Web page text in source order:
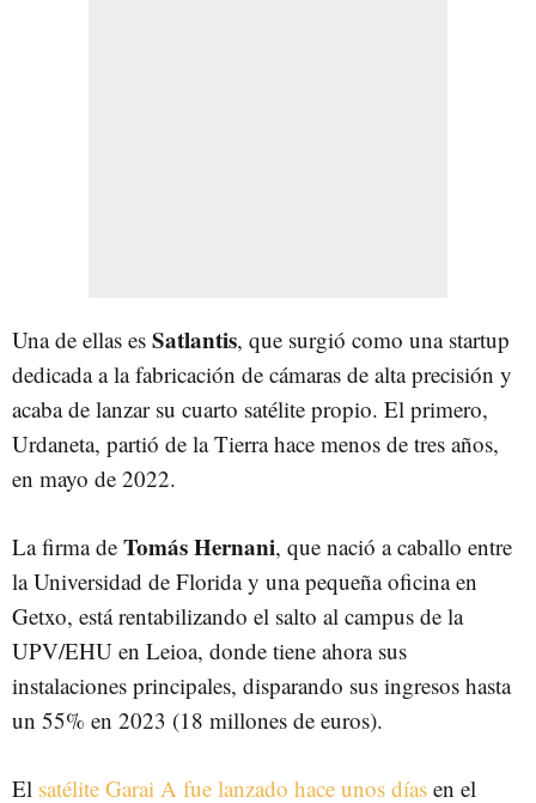
Una de ellas es Satlantis, que surgió como una startup
dedicada a la fabricación de cámaras de alta precisión y
acaba de lanzar su cuarto satélite propio. El primero,
Urdaneta, partió de la Tierra hace menos de tres años,
en mayo de 2022.
La firma de Tomás Hernani, que nació a caballo entre
la Universidad de Florida y una pequeña oficina en
Getxo, está rentabilizando el salto al campus de la
UPV/EHU en Leioa, donde tiene ahora sus
instalaciones principales, disparando sus ingresos hasta
un 55% en 2023 (18 millones de euros).
El satélite Garai A fue lanzado hace unos días en el